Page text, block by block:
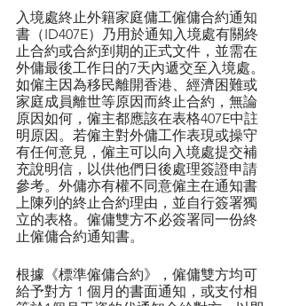
入境處終止外籍家庭傭工僱傭合約通知
書（ID407E）乃用於通知入境處有關終
止合約或合約到期的正式文件，並需在
外傭最後工作日的7天內​​遞交至入境處。
如僱主因為移民離開香港、經濟困難或
家庭成員離世等原因而終止合約，無論
原因如何，僱主都應該在表格407E中註
明原因。若僱主對外傭工作表現或操守
有任何意見，僱主可以向入境處提交補
充說明信，以供他們日後處理簽證申請
參考。外傭亦有權不同意僱主在通知書
上陳列的終止合約理由，並自行簽署獨
立的表格。僱傭雙方不必簽署同一份終
止僱傭合約通知書。
根據《標準僱傭合約》，僱傭雙方均可
給予對方 1 個月的書面通知，或支付相